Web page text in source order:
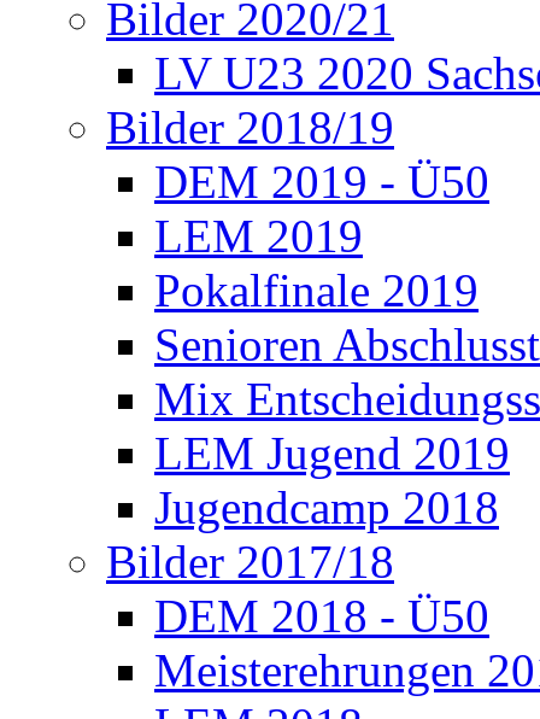
Bilder 2020/21
LV U23 2020
Bilder 2018/19
DEM 2019 - Ü50
LEM 2019
Pokalfinale 2019
Senioren
Mix
LEM Jugend 2019
Jugendcamp 2018
Bilder 2017/18
DEM 2018 - Ü50
Meisterehrungen